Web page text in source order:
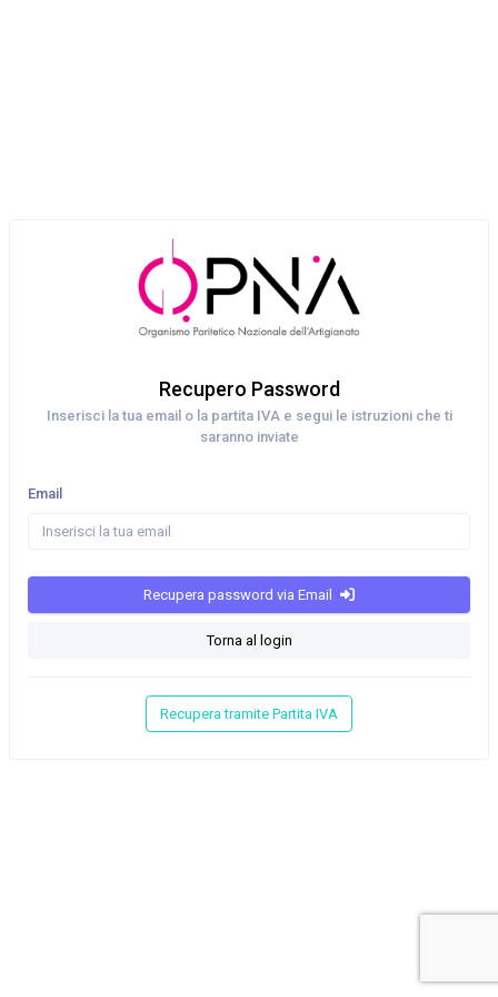
Recupero Password
Inserisci la tua email o la partita IVA e segui le istruzioni che ti
saranno inviate
Email
Recupera password via Email
Torna al login
Recupera tramite Partita IVA